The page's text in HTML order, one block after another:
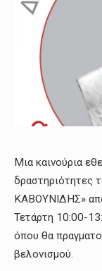
Μια καινούρια
δραστηριότητες
ΚΑΒΟΥΝΙΔΗΣ»
Τετάρτη 10:00-
όπου θα
βελονισμού.